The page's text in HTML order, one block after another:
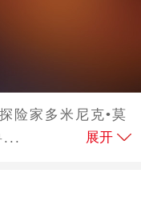
险家多米尼克•莫
...
展开